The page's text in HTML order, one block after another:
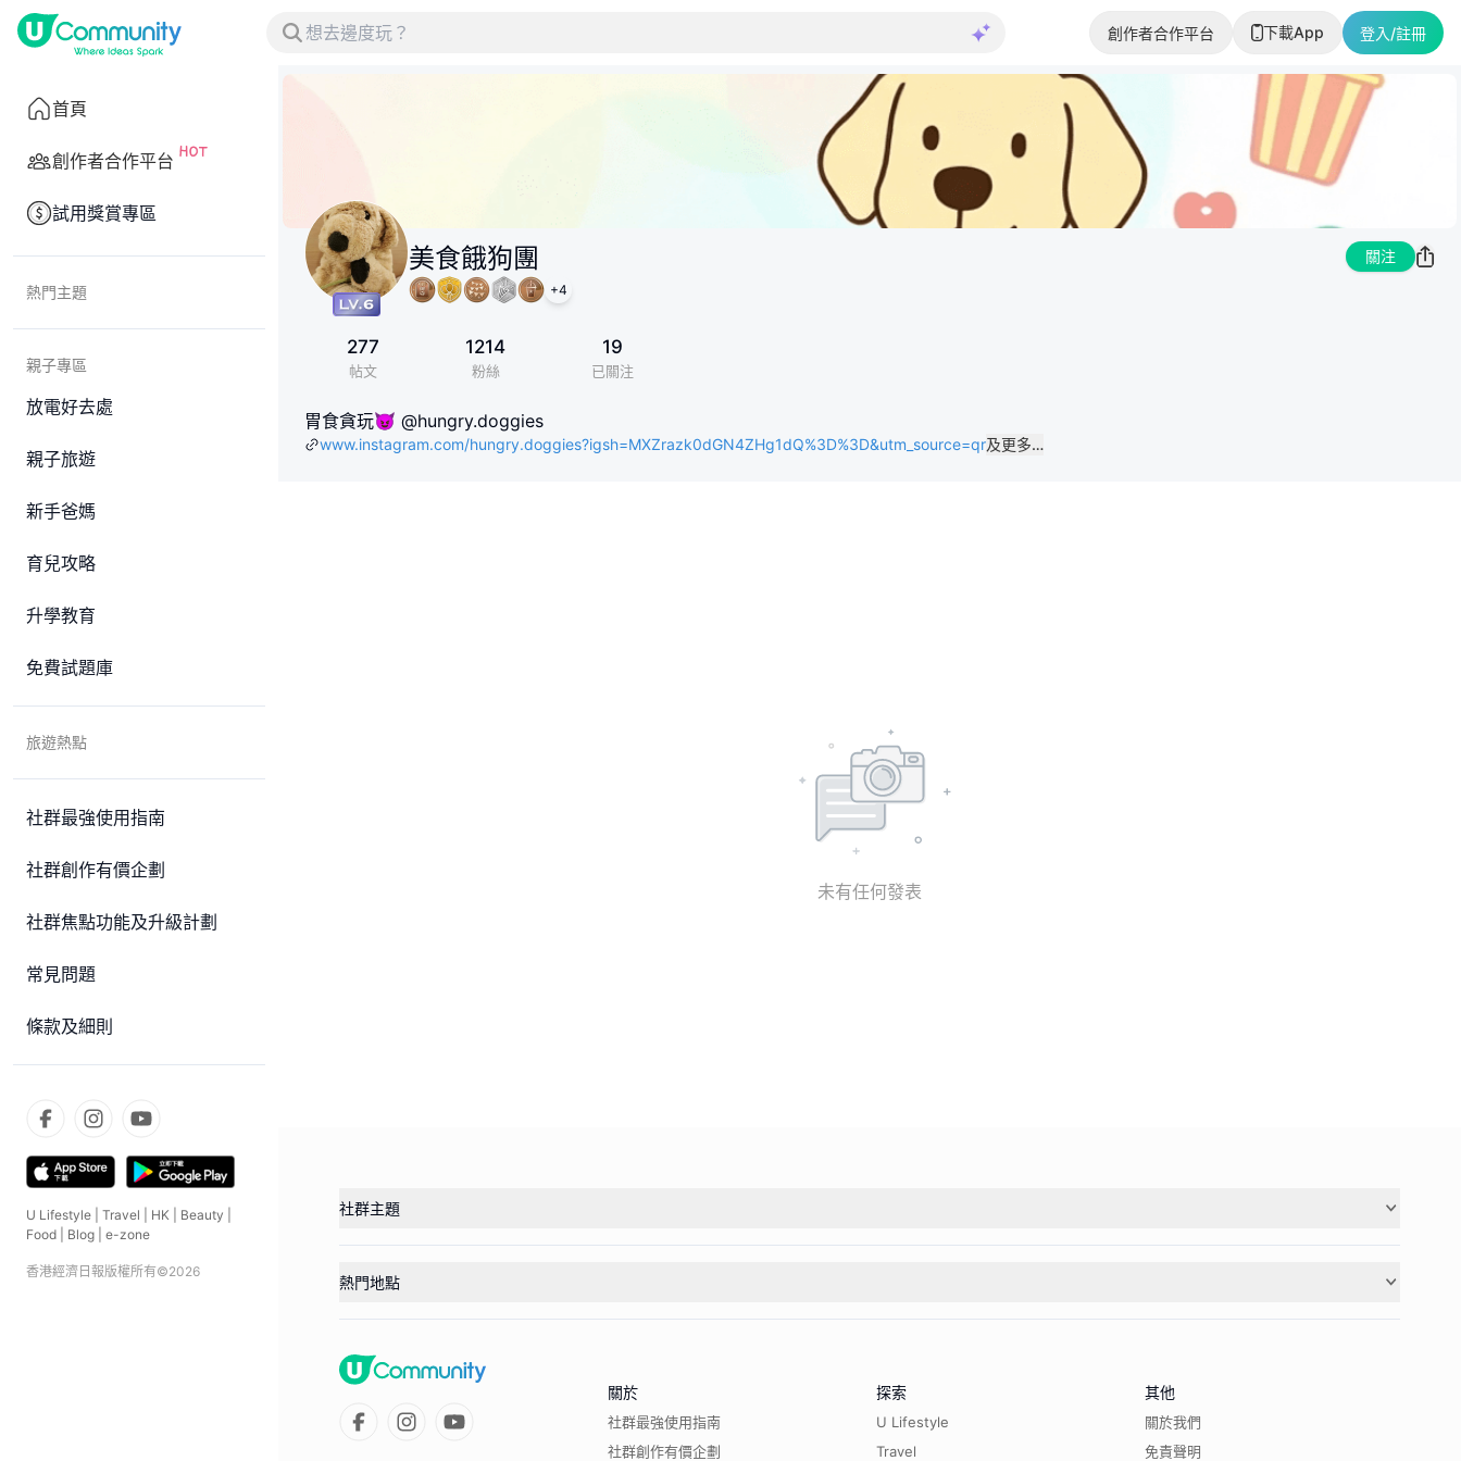
創作者合作平台 下載App 登入/註冊
首頁
創作者合作平台
試用獎賞專區
熱門主題
親子專區
放電好去處
親子旅遊
新手爸媽
育兒攻略
升學教育
免費試題庫
旅遊熱點
社群最強使用指南
社群創作有價企劃
社群焦點功能及升級計劃
常見問題
條款及細則
U Lifestyle Travel HK Beauty
Food
Blog e-zone
香港經濟日報版權所有©2026
美食餓狗團
+4
關注
277
帖文
1214
粉絲
19
已關注
胃食貪玩😈 @hungry.doggies
www.instagram.com/hungry.doggies?igsh=MXZrazk0dGN4ZHg1dQ%3D%3D&utm_source=qr及更多…
未有任何發表
社群主題
熱門地點
關於
社群最強使用指南
社群創作有價企劃
探索
U Lifestyle
Travel
其他
關於我們
免責聲明